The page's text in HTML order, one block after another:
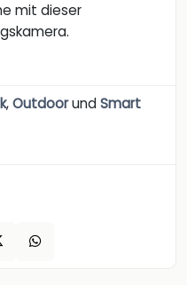
mit dieser
,OutdoorundSmart